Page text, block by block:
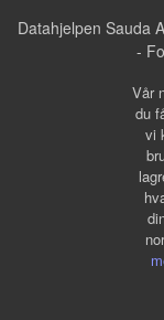
Datahjelpen Sauda
-
Vår
du
vi